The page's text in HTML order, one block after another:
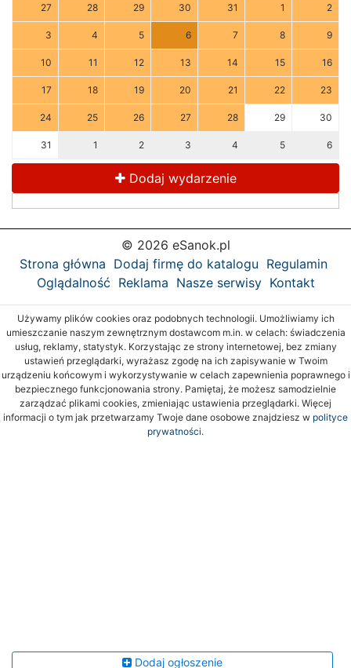
27 28 29 30 31 1 2
3 4 5 6 7 8 9
10 11 12 13 14 15 16
17 18 19 20 21 22 23
24 25 26 27 28 29 30
31 1 2 3 4 5 6
Dodaj wydarzenie
© 2026 eSanok.pl
Strona główna Dodaj firmę do katalogu Regulamin
Oglądalność Reklama Nasze serwisy Kontakt
Używamy plików cookies oraz podobnych technologii. Umożliwiamy ich
umieszczanie naszym zewnętrznym dostawcom m.in. w celach: świadczenia
usług, reklamy, statystyk. Korzystając ze strony internetowej, bez zmiany
ustawień przeglądarki, wyrażasz zgodę na ich zapisywanie w Twoim
urządzeniu końcowym i wykorzystywanie w celach zapewnienia poprawnego i
bezpiecznego funkcjonowania strony. Pamiętaj, że możesz samodzielnie
zarządzać plikami cookies, zmieniając ustawienia przeglądarki. Więcej
informacji o tym jak przetwarzamy Twoje dane osobowe znajdziesz w polityce
prywatności.
Dodaj ogłoszenie